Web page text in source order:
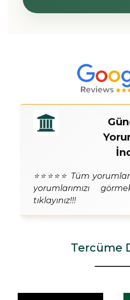
⭐⭐⭐⭐⭐ Tüm
yorumlarımızı
tıklayınız!!!
Tercüme